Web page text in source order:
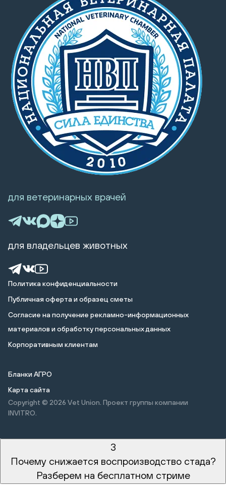
Политика конфиденциальности
Публичная оферта и образец сметы
Cогласие на получение рекламно-информационных
материалов и обработку персональных данных
Корпоративным клиентам
Бланки АГРО
Карта сайта
Copyright © 2026 Vet Union. Проект группы компании
INVITRO.
для ветеринарных врачей
для владельцев животных
3
Почему снижается воспроизводство стада?
Разберем на бесплатном стриме